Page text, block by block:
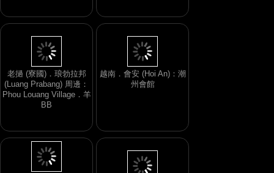
老撾 (寮國)．琅勃拉邦
(Luang Prabang) 周邊：
Phou Louang Village．羊
BB
越南．會安 (Hoi An)：潮
州會館